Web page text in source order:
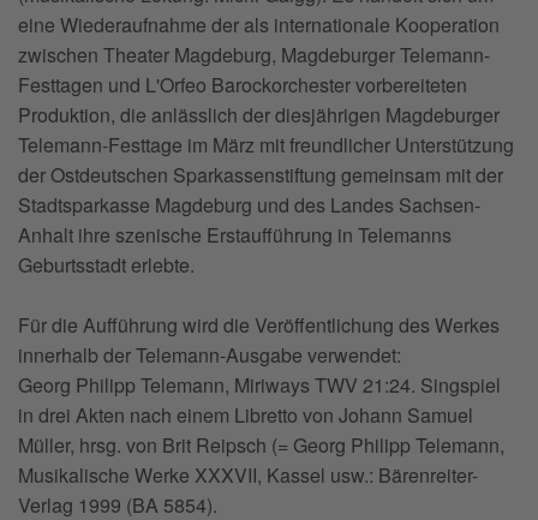
eine Wiederaufnahme der als internationale Kooperation
zwischen Theater Magdeburg, Magdeburger Telemann-
Festtagen und L'Orfeo Barockorchester vorbereiteten
Produktion, die anlässlich der diesjährigen Magdeburger
Telemann-Festtage im März mit freundlicher Unterstützung
der Ostdeutschen Sparkassenstiftung gemeinsam mit der
Stadtsparkasse Magdeburg und des Landes Sachsen-
Anhalt ihre szenische Erstaufführung in Telemanns
Geburtsstadt erlebte.
Für die Aufführung wird die Veröffentlichung des Werkes
innerhalb der Telemann-Ausgabe verwendet:
Georg Philipp Telemann, Miriways TWV 21:24. Singspiel
in drei Akten nach einem Libretto von Johann Samuel
Müller, hrsg. von Brit Reipsch (= Georg Philipp Telemann,
Musikalische Werke XXXVII, Kassel usw.: Bärenreiter-
Verlag 1999 (BA 5854).